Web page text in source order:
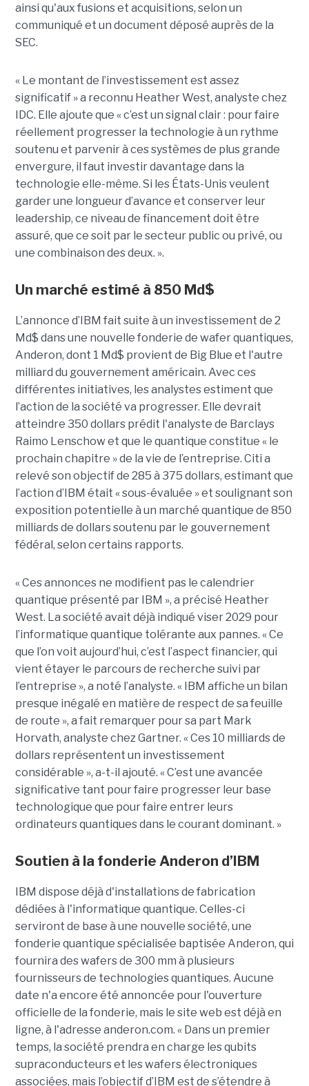
ainsi qu'aux fusions et acquisitions, selon un
communiqué et un document déposé auprès de la
SEC.
« Le montant de l’investissement est assez
significatif » a reconnu Heather West, analyste chez
IDC. Elle ajoute que « c’est un signal clair : pour faire
réellement progresser la technologie à un rythme
soutenu et parvenir à ces systèmes de plus grande
envergure, il faut investir davantage dans la
technologie elle-même. Si les États-Unis veulent
garder une longueur d’avance et conserver leur
leadership, ce niveau de financement doit être
assuré, que ce soit par le secteur public ou privé, ou
une combinaison des deux. ».
Un marché estimé à 850 Md$
L’annonce d’IBM fait suite à un investissement de 2
Md$ dans une nouvelle fonderie de wafer quantiques,
Anderon, dont 1 Md$ provient de Big Blue et l'autre
milliard du gouvernement américain. Avec ces
différentes initiatives, les analystes estiment que
l’action de la société va progresser. Elle devrait
atteindre 350 dollars prédit l'analyste de Barclays
Raimo Lenschow et que le quantique constitue « le
prochain chapitre » de la vie de l’entreprise. Citi a
relevé son objectif de 285 à 375 dollars, estimant que
l’action d’IBM était « sous-évaluée » et soulignant son
exposition potentielle à un marché quantique de 850
milliards de dollars soutenu par le gouvernement
fédéral, selon certains rapports.
« Ces annonces ne modifient pas le calendrier
quantique présenté par IBM », a précisé Heather
West. La société avait déjà indiqué viser 2029 pour
l’informatique quantique tolérante aux pannes. « Ce
que l’on voit aujourd’hui, c’est l’aspect financier, qui
vient étayer le parcours de recherche suivi par
l’entreprise », a noté l’analyste. « IBM affiche un bilan
presque inégalé en matière de respect de sa feuille
de route », a fait remarquer pour sa part Mark
Horvath, analyste chez Gartner. « Ces 10 milliards de
dollars représentent un investissement
considérable », a-t-il ajouté. « C’est une avancée
significative tant pour faire progresser leur base
technologique que pour faire entrer leurs
ordinateurs quantiques dans le courant dominant. »
Soutien à la fonderie Anderon d’IBM
IBM dispose déjà d'installations de fabrication
dédiées à l'informatique quantique. Celles-ci
serviront de base à une nouvelle société, une
fonderie quantique spécialisée baptisée Anderon, qui
fournira des wafers de 300 mm à plusieurs
fournisseurs de technologies quantiques. Aucune
date n'a encore été annoncée pour l'ouverture
officielle de la fonderie, mais le site web est déjà en
ligne, à l'adresse anderon.com. « Dans un premier
temps, la société prendra en charge les qubits
supraconducteurs et les wafers électroniques
associées, mais l’objectif d’IBM est de s’étendre à